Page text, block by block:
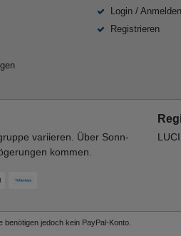
Login / Anmelden
Registrieren
variieren. Über Sonn-
kommen.
jedoch kein PayPal-Konto.